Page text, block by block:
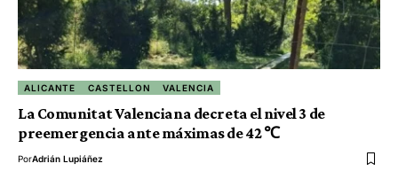
ALICANTE CASTELLON VALENCIA
La Comunitat Valenciana decreta el nivel 3 de
preemergencia ante máximas de 42 ℃
PorAdrián Lupiáñez